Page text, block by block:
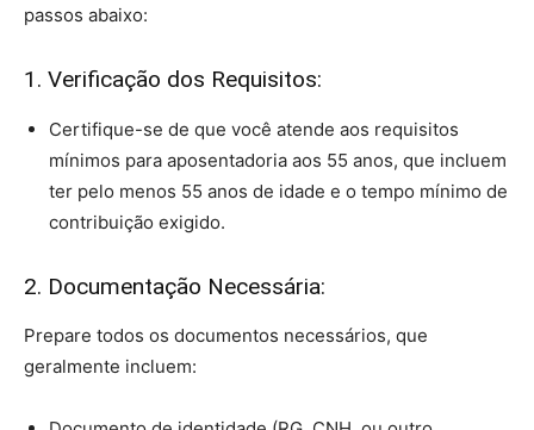
passos abaixo:
1. Verificação dos Requisitos:
Certifique-se de que você atende aos requisitos
mínimos para aposentadoria aos 55 anos, que incluem
ter pelo menos 55 anos de idade e o tempo mínimo de
contribuição exigido.
2. Documentação Necessária:
Prepare todos os documentos necessários, que
geralmente incluem: